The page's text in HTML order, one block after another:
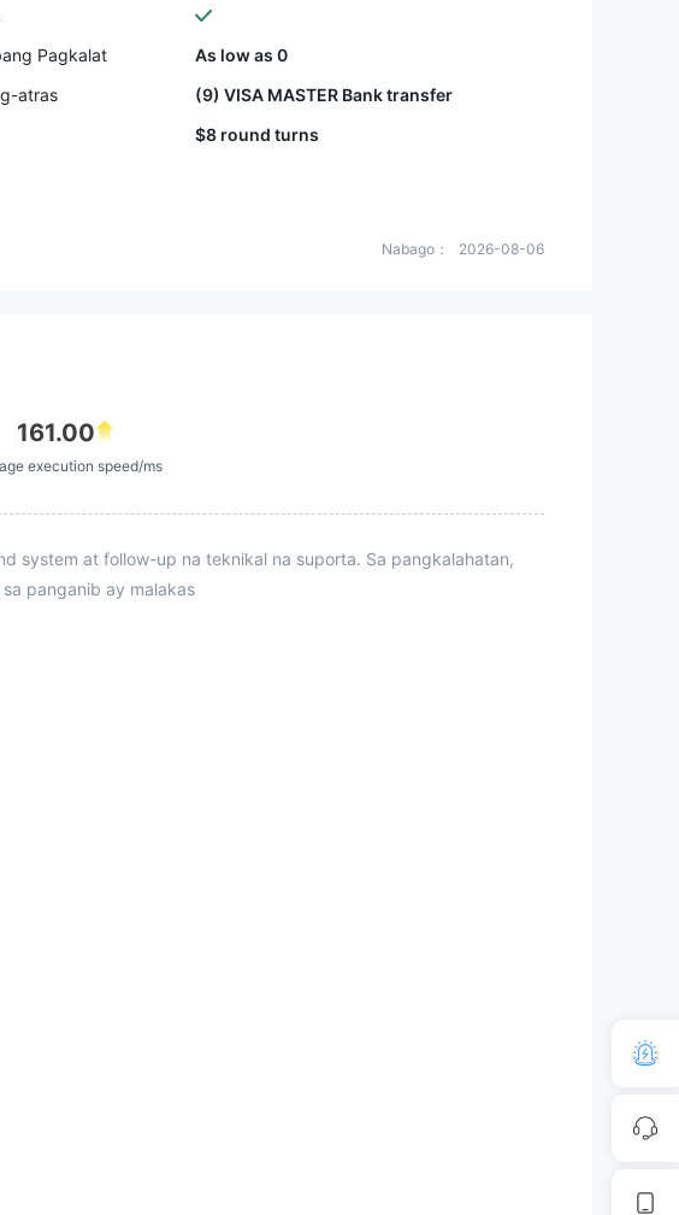
Pagkalat
As low as 0
atras
(9) VISA MASTER Bank transfer
$8 round turns
Nabago： 2026-08-06
161.00
execution speed/ms
system at follow-up na teknikal na suporta. Sa pangkalahatan,
panganib ay malakas